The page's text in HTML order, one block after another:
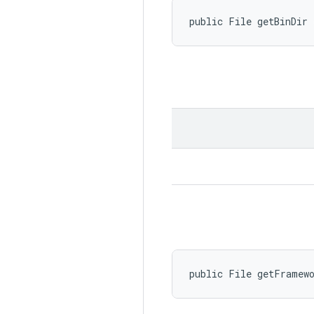
public File getBinDir
public File